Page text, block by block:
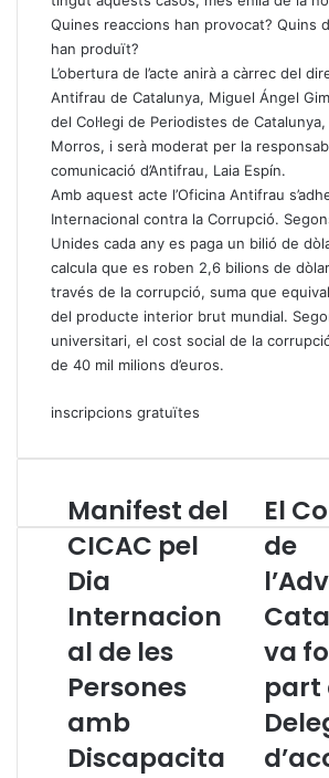
Quines reaccions han provocat? Quins
han produït?
L’obertura de l’acte anirà a càrrec del
Antifrau de Catalunya, Miguel Ángel
del Col·legi de Periodistes de
Morros, i serà moderat per la
comunicació d’Antifrau, Laia Espín.
Amb aquest acte l’Oficina Antifrau
Internacional contra la Corrupció.
Unides cada any es paga un bilió de
calcula que es roben 2,6 bilions de
través de la corrupció, suma que
del producte interior brut mundial.
universitari, el cost social de la
de 40 mil milions d’euros.
inscripcions gratuïtes
M
a
n
i
s
t
d
l
Manifest del
CICAC pel
Dia
Internacion
al de les
Persones
amb
Discapacita
E
l
C
o
s
e
d
e
l
El
de
va
part